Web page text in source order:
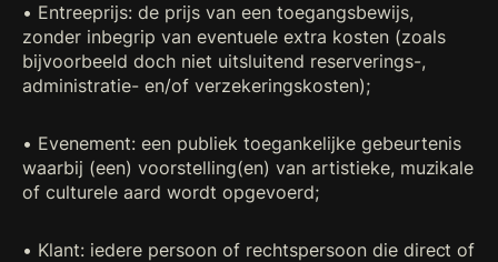
• Entreeprijs: de prijs van een toegangsbewijs,
zonder inbegrip van eventuele extra kosten (zoals
bijvoorbeeld doch niet uitsluitend reserverings-,
administratie- en/of verzekeringskosten);
• Evenement: een publiek toegankelijke gebeurtenis
waarbij (een) voorstelling(en) van artistieke, muzikale
of culturele aard wordt opgevoerd;
• Klant: iedere persoon of rechtspersoon die direct of